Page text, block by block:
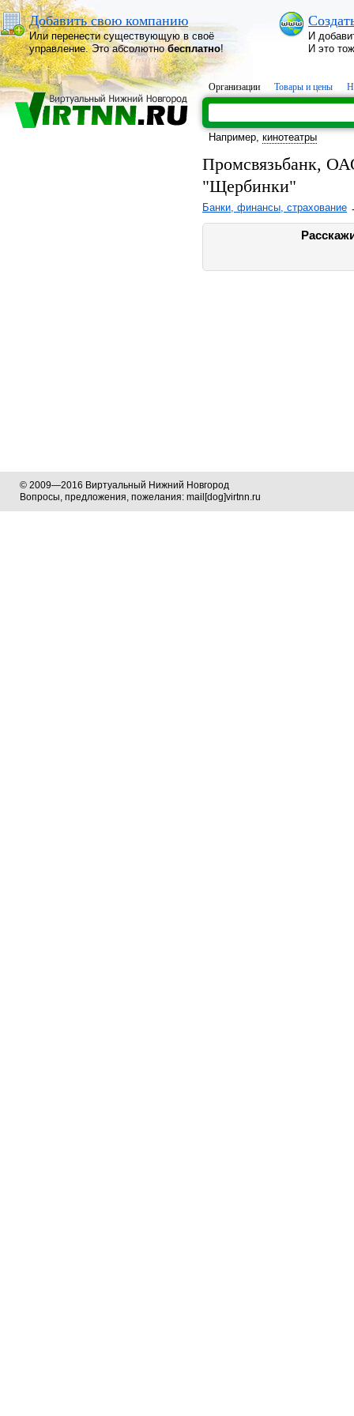
Добавить свою компанию
Или перенести существующую в своё
управление. Это абсолютнобесплатно!
И
И это
Организации Товары и цены
Например, кинотеатры
Промсвязьбанк,
"Щербинки"
Банки, финансы, страхование
© 2009—2016 Виртуальный Нижний Новгород
Вопросы, предложения, пожелания: mail[dog]virtnn.ru